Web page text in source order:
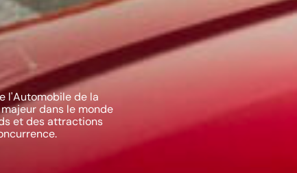
l'Automobile de la
dans le monde
et des attractions